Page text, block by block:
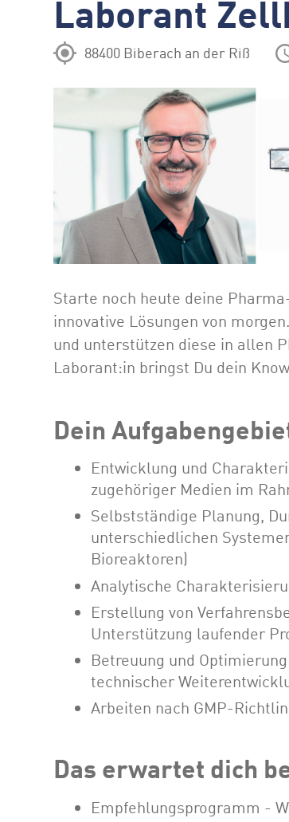
Laborant
88400 Biberach an der Riß
Starte noch heute deine
innovative Lösungen von
und unterstützen diese in allen
Laborant:in bringst Du dein
Dein
Entwicklung und
zugehöriger Medien im
Selbstständige Planung,
unterschiedlichen
Bioreaktoren)
Analytische
Erstellung von
Unterstützung laufender
Betreuung und
technischer
Arbeiten nach GMP-
Das erwartet dich
Empfehlungsprogramm -